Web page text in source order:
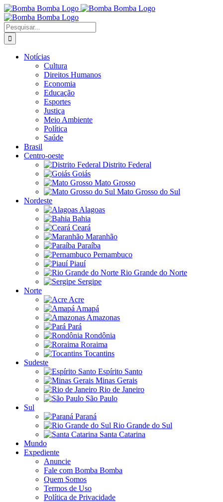
Ir
para
o
conteúdo
Buscar
resultados
para:
Notícias
Cultura
Direitos Humanos
Economia
Educação
Esportes
Justiça
Meio Ambiente
Política
Saúde
Brasil
Centro-oeste
Distrito Federal
Goiás
Mato Grosso
Mato Grosso do Sul
Nordeste
Alagoas
Bahia
Ceará
Maranhão
Paraíba
Pernambuco
Piauí
Rio Grande do Norte
Sergipe
Norte
Acre
Amapá
Amazonas
Pará
Rondônia
Roraima
Tocantins
Sudeste
Espírito Santo
Minas Gerais
Rio de Janeiro
São Paulo
Sul
Paraná
Rio Grande do Sul
Santa Catarina
Mundo
Expediente
Anuncie
Fale com Bomba Bomba
Quem Somos
Termos de Uso
Política de Privacidade